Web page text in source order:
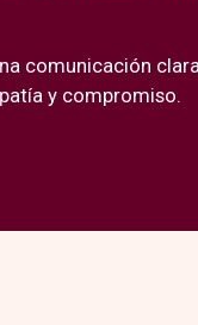
comunicación
y compromiso.